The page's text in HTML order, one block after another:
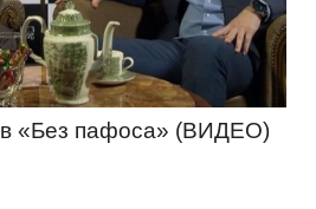
«Без пафоса» (ВИДЕО)